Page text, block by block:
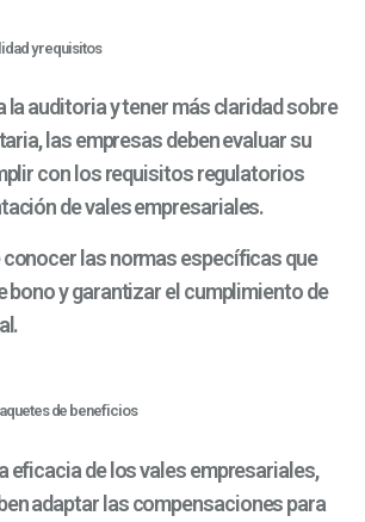
y requisitos
la auditoria y tener más claridad sobre
las empresas deben evaluar su
con los requisitos regulatorios
de vales empresariales.
conocer las normas específicas que
bono y garantizar el cumplimiento de
de beneficios
eficacia de los vales empresariales,
adaptar las compensaciones para